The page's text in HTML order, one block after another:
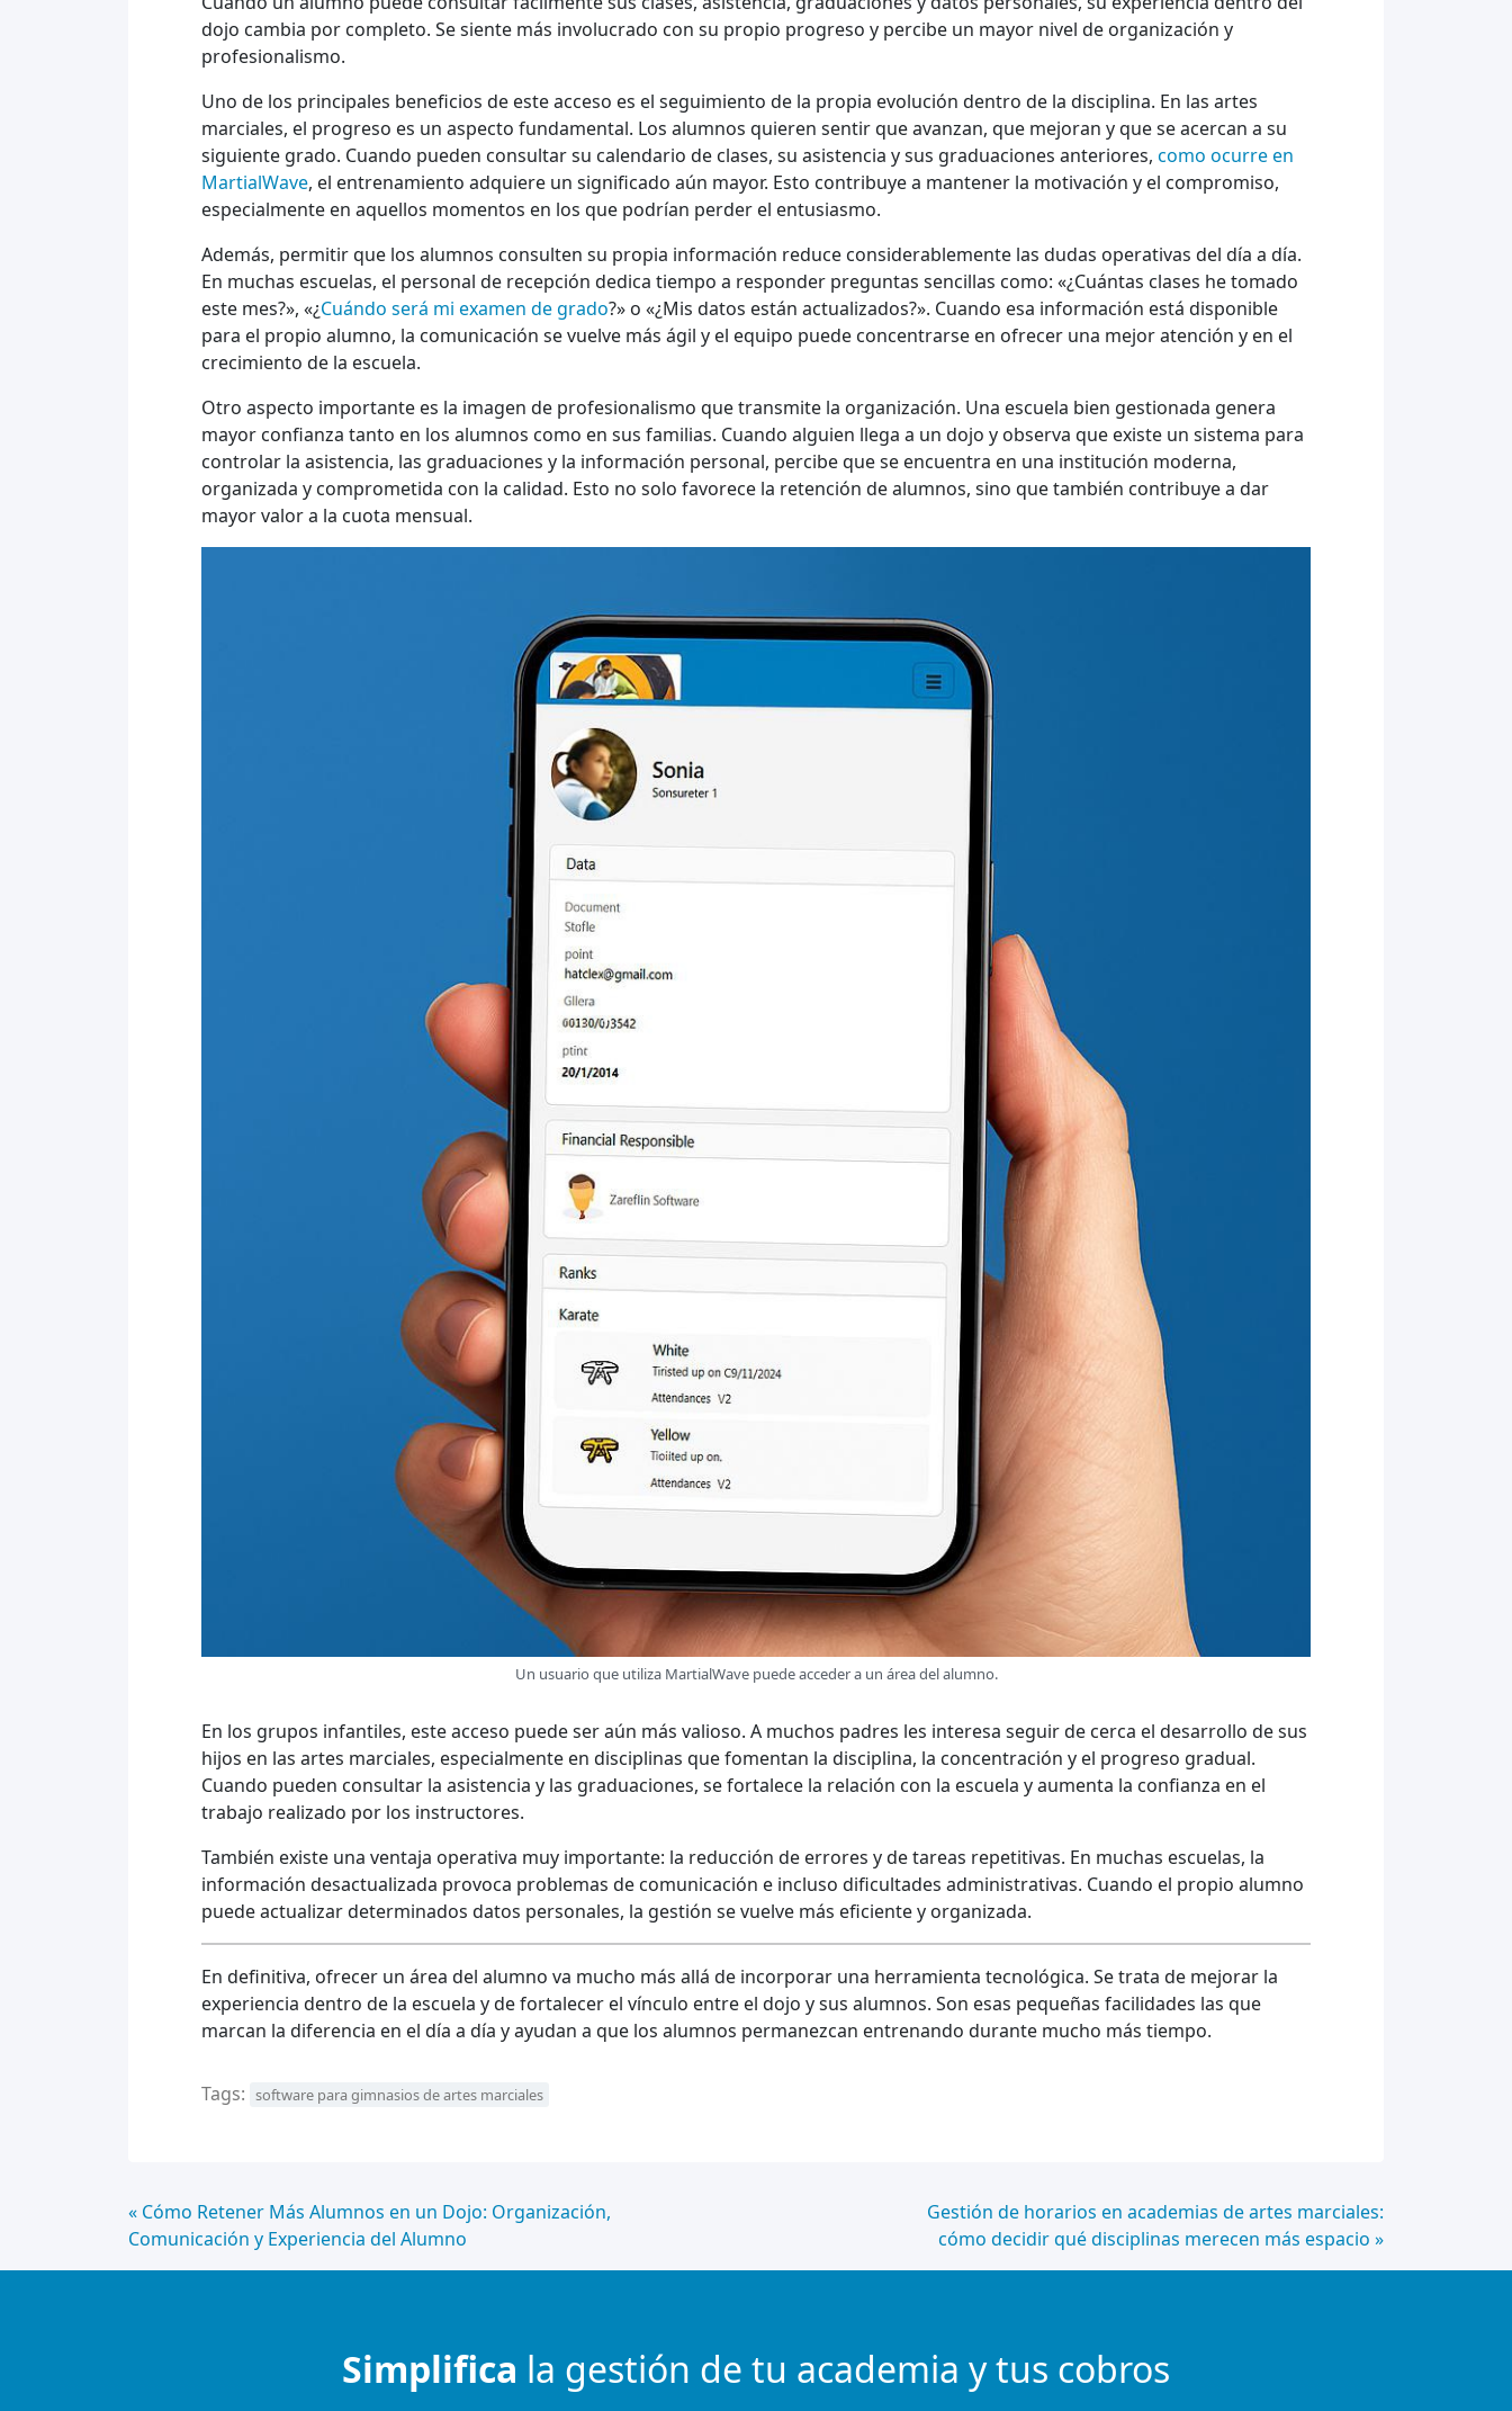
dojo cambia por completo. Se siente más involucrado con su propio progreso y percibe un mayor nivel de organización y
profesionalismo.
Uno de los principales beneficios de este acceso es el seguimiento de la propia evolución dentro de la disciplina. En las artes
marciales, el progreso es un aspecto fundamental. Los alumnos quieren sentir que avanzan, que mejoran y que se acercan a su
siguiente grado. Cuando pueden consultar su calendario de clases, su asistencia y sus graduaciones anteriores, como ocurre en
MartialWave, el entrenamiento adquiere un significado aún mayor. Esto contribuye a mantener la motivación y el compromiso,
especialmente en aquellos momentos en los que podrían perder el entusiasmo.
Además, permitir que los alumnos consulten su propia información reduce considerablemente las dudas operativas del día a día.
En muchas escuelas, el personal de recepción dedica tiempo a responder preguntas sencillas como: «¿Cuántas clases he tomado
este mes?», «¿Cuándo será mi examen de grado?» o «¿Mis datos están actualizados?». Cuando esa información está disponible
para el propio alumno, la comunicación se vuelve más ágil y el equipo puede concentrarse en ofrecer una mejor atención y en el
crecimiento de la escuela.
Otro aspecto importante es la imagen de profesionalismo que transmite la organización. Una escuela bien gestionada genera
mayor confianza tanto en los alumnos como en sus familias. Cuando alguien llega a un dojo y observa que existe un sistema para
controlar la asistencia, las graduaciones y la información personal, percibe que se encuentra en una institución moderna,
organizada y comprometida con la calidad. Esto no solo favorece la retención de alumnos, sino que también contribuye a dar
mayor valor a la cuota mensual.
Un usuario que utiliza MartialWave puede acceder a un área del alumno.
En los grupos infantiles, este acceso puede ser aún más valioso. A muchos padres les interesa seguir de cerca el desarrollo de sus
hijos en las artes marciales, especialmente en disciplinas que fomentan la disciplina, la concentración y el progreso gradual.
Cuando pueden consultar la asistencia y las graduaciones, se fortalece la relación con la escuela y aumenta la confianza en el
trabajo realizado por los instructores.
También existe una ventaja operativa muy importante: la reducción de errores y de tareas repetitivas. En muchas escuelas, la
información desactualizada provoca problemas de comunicación e incluso dificultades administrativas. Cuando el propio alumno
puede actualizar determinados datos personales, la gestión se vuelve más eficiente y organizada.
En definitiva, ofrecer un área del alumno va mucho más allá de incorporar una herramienta tecnológica. Se trata de mejorar la
experiencia dentro de la escuela y de fortalecer el vínculo entre el dojo y sus alumnos. Son esas pequeñas facilidades las que
marcan la diferencia en el día a día y ayudan a que los alumnos permanezcan entrenando durante mucho más tiempo.
Tags: software para gimnasios de artes marciales
Continue
Lendo
« Cómo Retener Más Alumnos en un Dojo: Organización,
Comunicación y Experiencia del Alumno
Gestión de horarios en academias de artes marciales:
cómo decidir qué disciplinas merecen más espacio »
Simplifica la gestión de tu academia y tus cobros